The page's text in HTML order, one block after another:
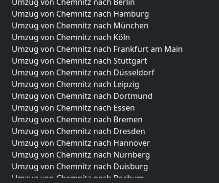
Umzug von Chemnitz nach Hamburg
Umzug von Chemnitz nach München
Umzug von Chemnitz nach Köln
Umzug von Chemnitz nach Frankfurt am Main
Umzug von Chemnitz nach Stuttgart
Umzug von Chemnitz nach Düsseldorf
Umzug von Chemnitz nach Leipzig
Umzug von Chemnitz nach Dortmund
Umzug von Chemnitz nach Essen
Umzug von Chemnitz nach Bremen
Umzug von Chemnitz nach Dresden
Umzug von Chemnitz nach Hannover
Umzug von Chemnitz nach Nürnberg
Umzug von Chemnitz nach Duisburg
Umzug von Chemnitz nach Bochum